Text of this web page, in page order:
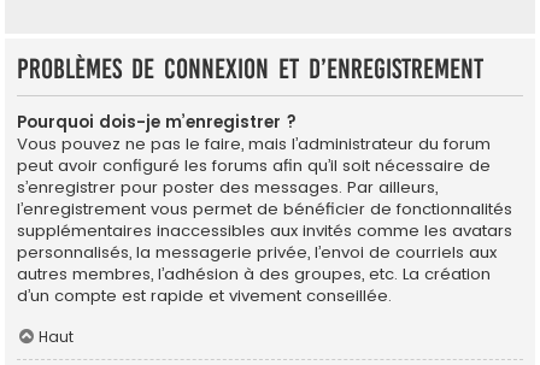
Problèmes de connexion et d’enregistrement
Pourquoi dois-je m’enregistrer ?
Vous pouvez ne pas le faire, mais l’administrateur du forum
peut avoir configuré les forums afin qu’il soit nécessaire de
s’enregistrer pour poster des messages. Par ailleurs,
l’enregistrement vous permet de bénéficier de fonctionnalités
supplémentaires inaccessibles aux invités comme les avatars
personnalisés, la messagerie privée, l’envoi de courriels aux
autres membres, l’adhésion à des groupes, etc. La création
d’un compte est rapide et vivement conseillée.
Haut